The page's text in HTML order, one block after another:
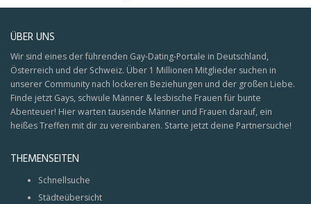
ÜBER UNS
Wir sind eines der führenden Gay-Dating-Portale in Deutschland,
Österreich und der Schweiz. Über 1 Millionen Mitglieder suchen in
unserer Community nach lockeren Beziehungen und der großen Liebe.
Finde jetzt Gays, schwule Männer & lesbische Frauen für bunte
Abenteuer! Hier warten tausende Männer und Frauen darauf, ein
heißes Treffen mit dir zu vereinbaren. Starte jetzt deine Partnersuche!
THEMENSEITEN
Schnellsuche
Städteübersicht